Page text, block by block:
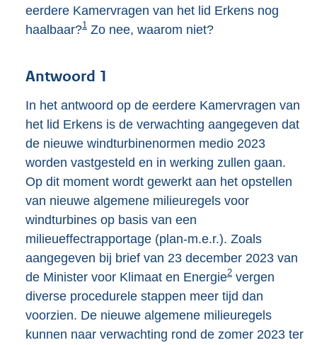
eerdere Kamervragen van het lid Erkens nog
haalbaar?1 Zo nee, waarom niet?
Antwoord 1
In het antwoord op de eerdere Kamervragen van
het lid Erkens is de verwachting aangegeven dat
de nieuwe windturbinenormen medio 2023
worden vastgesteld en in werking zullen gaan.
Op dit moment wordt gewerkt aan het opstellen
van nieuwe algemene milieuregels voor
windturbines op basis van een
milieueffectrapportage (plan-m.e.r.). Zoals
aangegeven bij brief van 23 december 2023 van
de Minister voor Klimaat en Energie2 vergen
diverse procedurele stappen meer tijd dan
voorzien. De nieuwe algemene milieuregels
kunnen naar verwachting rond de zomer 2023 ter